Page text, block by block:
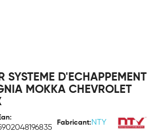
SYSTEME D'ECHAPPEMENT
MOKKA CHEVROLET
Fabricant: NTY